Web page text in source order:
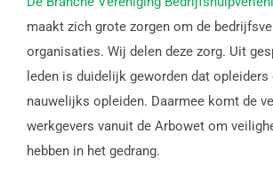
maakt zich grote zorgen om de
organisaties. Wij delen deze zorg. Uit
leden is duidelijk geworden dat
nauwelijks opleiden. Daarmee komt de
werkgevers vanuit de Arbowet om
hebben in het gedrang.